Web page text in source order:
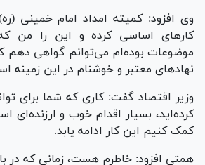
وی افزود: کمیته امداد امام خمینی
کار‌های اساسی کرده و این را من
موضوعات بوده‌ام می‌توانم گواهی دهم
نهاد‌های معتبر و خوشنام در این زمینه
وزیر اقتصاد گفت: کاری که شما برای
کرده‌اید، بسیار اقدام خوب و ارزنده‌ای
کمک کنیم این کار ادامه یابد.
همتی افزود: خاطرم هست، زمانی که در